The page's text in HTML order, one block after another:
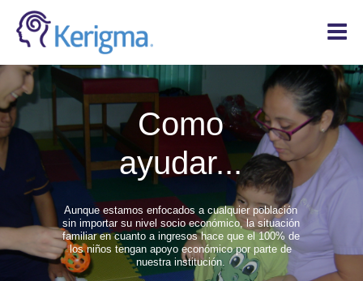
INICIO
NOSOTROS
SERVICIOS
INSTALACIONES
CONTACTO
DONAR
Como
ayudar...
Aunque estamos enfocados a cualquier población
sin importar su nivel socio económico, la situación
familiar en cuanto a ingresos hace que el 100% de
los niños tengan apoyo económico por parte de
nuestra institución.